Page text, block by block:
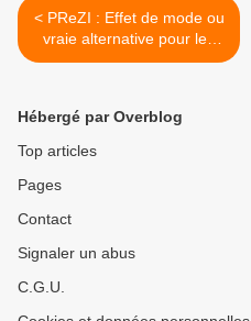
< PReZI : Effet de mode ou
vraie alternative pour les
présentations orales ?
Hébergé par Overblog
Top articles
Pages
Contact
Signaler un abus
C.G.U.